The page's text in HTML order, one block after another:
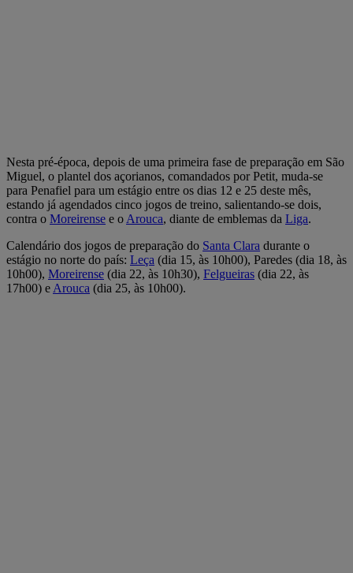
Nesta pré-época, depois de uma primeira fase de preparação em São
Miguel, o plantel dos açorianos, comandados por Petit, muda-se
para Penafiel para um estágio entre os dias 12 e 25 deste mês,
estando já agendados cinco jogos de treino, salientando-se dois,
contra o Moreirense e o Arouca, diante de emblemas da Liga.
Calendário dos jogos de preparação do Santa Clara durante o
estágio no norte do país: Leça (dia 15, às 10h00), Paredes (dia 18, às
10h00), Moreirense (dia 22, às 10h30), Felgueiras (dia 22, às
17h00) e Arouca (dia 25, às 10h00).